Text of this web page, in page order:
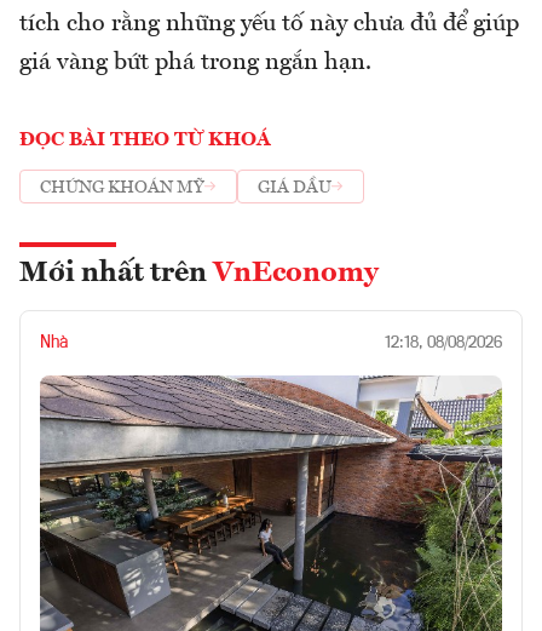
tích cho rằng những yếu tố này chưa đủ để giúp
giá vàng bứt phá trong ngắn hạn.
ĐỌC BÀI THEO TỪ KHOÁ
CHỨNG KHOÁN MỸ GIÁ DẦU
Mới nhất trên VnEconomy
Nhà 12:18, 08/08/2026